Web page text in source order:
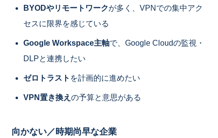
BYODやリモートワークが多く、VPNでの集中アク
セスに限界を感じている
Google Workspace主軸で、Google Cloudの監視・
DLPと連携したい
ゼロトラスト を計画的に進めたい
VPN置き換え の予算と意思がある
向かない／時期尚早な企業